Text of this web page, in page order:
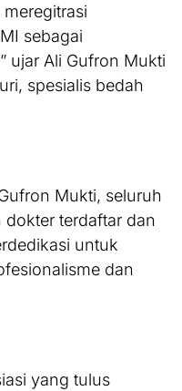
sebagai
ujar Ali Gufron Mukti
spesialis bedah
Mukti, seluruh
dokter terdaftar dan
untuk
dan
yang tulus